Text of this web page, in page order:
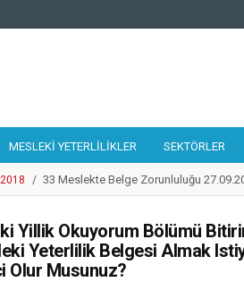
MESLEKI YETERLILIKLER SEKTÖRLER
/ 33 Meslekte Belge Zorunluluğu
2018 / YBK Paydaş Calıştayı 19-21 Eylül
2018 / Türkiye Yeterlilikler Çerçevesi Kurulu
2018 Motosikletli Kurye Taslak Yeterliliği
Yillik Okuyorum Bölümü
Yeterlilik Belgesi Almak
Olur Musunuz?